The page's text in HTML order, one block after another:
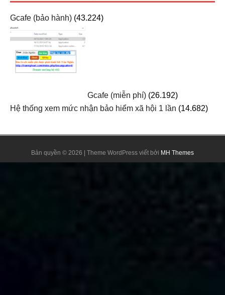
Gcafe (bảo hành) (43.224)
Gcafe (miễn phí) (26.192)
Hệ thống xem mức nhận bảo hiểm xã hội 1 lần (14.682)
Bản quyền © 2026 | Theme WordPress viết bởi MH Themes